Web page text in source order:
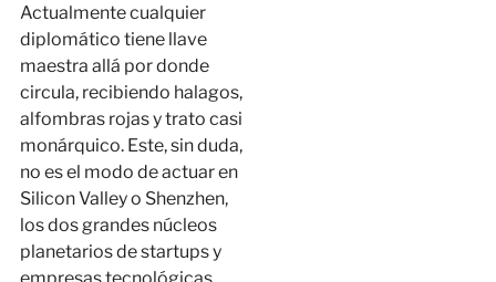
Actualmente cualquier
diplomático tiene llave
maestra allá por donde
circula, recibiendo halagos,
alfombras rojas y trato casi
monárquico. Este, sin duda,
no es el modo de actuar en
Silicon Valley o Shenzhen,
los dos grandes núcleos
planetarios de startups y